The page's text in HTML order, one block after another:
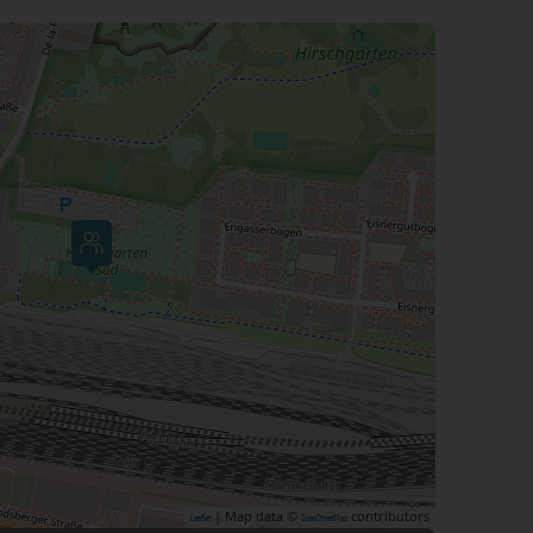
Leaflet | Map data © OpenStreetMap contributors